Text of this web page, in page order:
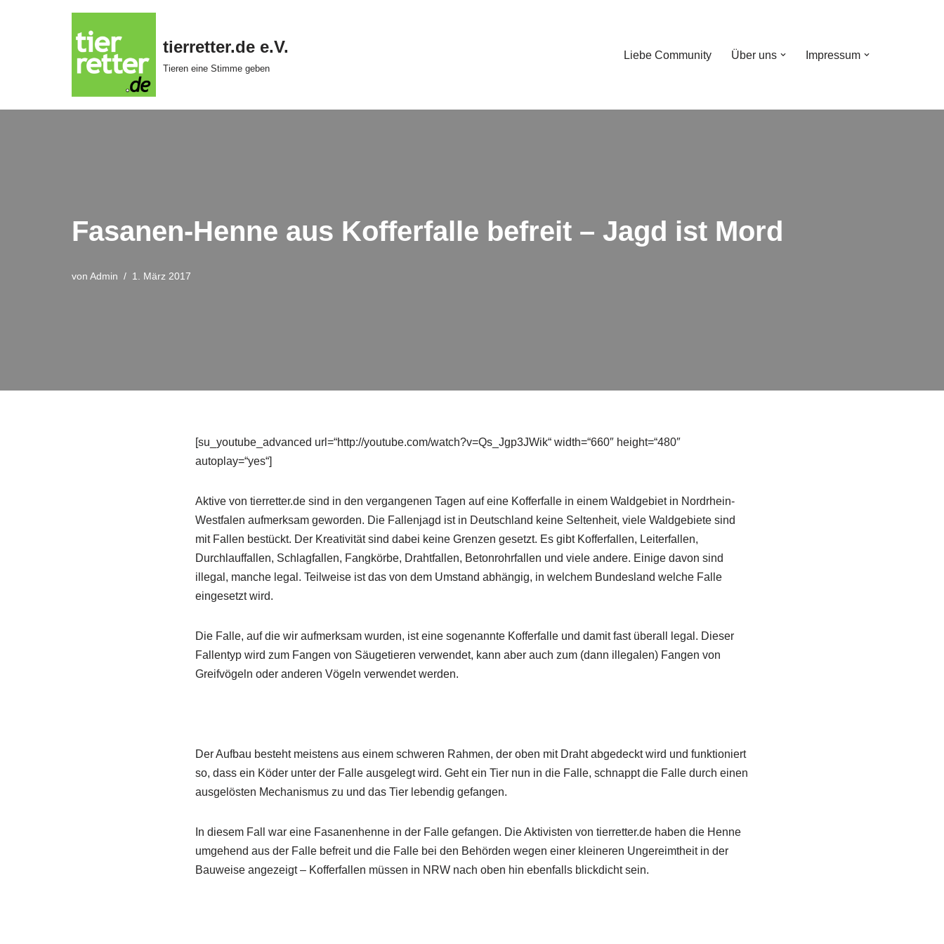
tierretter.de e.V.
Tieren eine Stimme geben
Liebe Community Über uns Impressum
Fasanen-Henne aus Kofferfalle befreit – Jagd ist Mord
von Admin 1. März 2017
[su_youtube_advanced url=“http://youtube.com/watch?v=Qs_Jgp3JWik“ width=“660″ height=“480″
autoplay=“yes“]
Aktive von tierretter.de sind in den vergangenen Tagen auf eine Kofferfalle in einem Waldgebiet in Nordrhein-
Westfalen aufmerksam geworden. Die Fallenjagd ist in Deutschland keine Seltenheit, viele Waldgebiete sind
mit Fallen bestückt. Der Kreativität sind dabei keine Grenzen gesetzt. Es gibt Kofferfallen, Leiterfallen,
Durchlauffallen, Schlagfallen, Fangkörbe, Drahtfallen, Betonrohrfallen und viele andere. Einige davon sind
illegal, manche legal. Teilweise ist das von dem Umstand abhängig, in welchem Bundesland welche Falle
eingesetzt wird.
Die Falle, auf die wir aufmerksam wurden, ist eine sogenannte Kofferfalle und damit fast überall legal. Dieser
Fallentyp wird zum Fangen von Säugetieren verwendet, kann aber auch zum (dann illegalen) Fangen von
Greifvögeln oder anderen Vögeln verwendet werden.
Der Aufbau besteht meistens aus einem schweren Rahmen, der oben mit Draht abgedeckt wird und funktioniert
so, dass ein Köder unter der Falle ausgelegt wird. Geht ein Tier nun in die Falle, schnappt die Falle durch einen
ausgelösten Mechanismus zu und das Tier lebendig gefangen.
In diesem Fall war eine Fasanenhenne in der Falle gefangen. Die Aktivisten von tierretter.de haben die Henne
umgehend aus der Falle befreit und die Falle bei den Behörden wegen einer kleineren Ungereimtheit in der
Bauweise angezeigt – Kofferfallen müssen in NRW nach oben hin ebenfalls blickdicht sein.